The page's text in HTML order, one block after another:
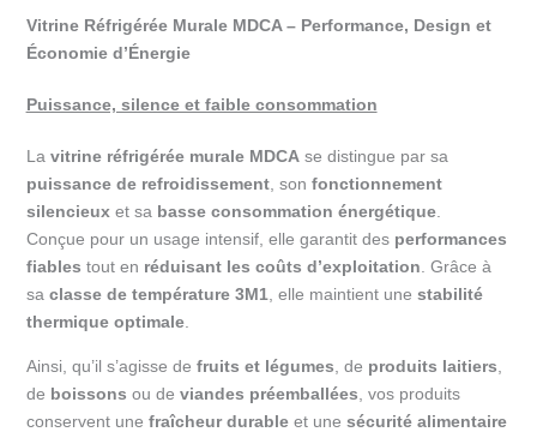
Vitrine Réfrigérée Murale MDCA – Performance, Design et
Économie d’Énergie
Puissance, silence et faible consommation
La vitrine réfrigérée murale MDCAse distingue par sa
puissance de refroidissement, son fonctionnement
silencieux et sa basse consommation énergétique.
Conçue pour un usage intensif, elle garantit des performances
fiables tout en réduisant les coûts d’exploitation . Grâce à
sa classe de température 3M1 , elle maintient une stabilité
thermique optimale.
Ainsi, qu’il s’agisse de fruits et légumes , de produits laitiers
de boissons ou de viandes préemballées , vos produits
conservent une fraîcheur durableet une sécurité alimentaire